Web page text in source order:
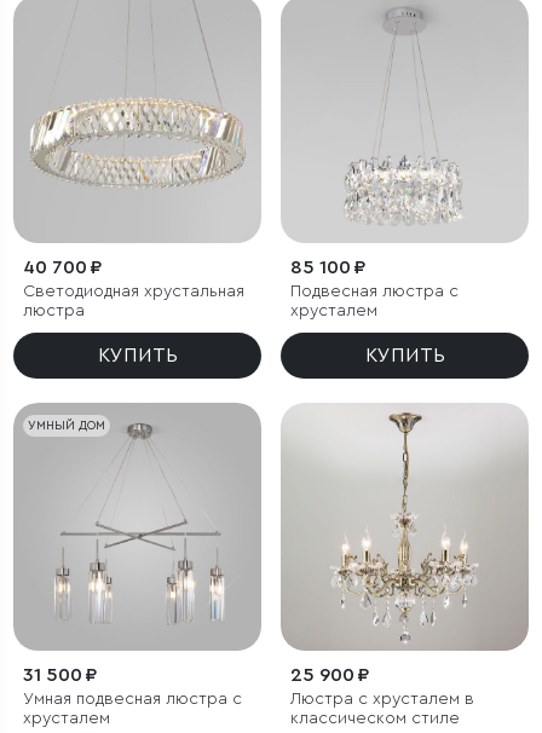
40 700 ₽
Светодиодная хрустальная
люстра
КУПИТЬ
85 100 ₽
Подвесная люстра с
хрусталем
КУПИТЬ
УМНЫЙ ДОМ
31 500 ₽
Умная подвесная люстра с
хрусталем
25 900 ₽
Люстра с хрусталем в
классическом стиле